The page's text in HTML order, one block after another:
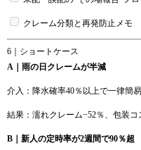
クレーム分類と再発防止メモ
6｜ショートケース
A｜雨の日クレームが半減
介入：降水確率40％以上で一律簡
結果：濡れクレーム−52％、包装コ
B｜新人の定時率が2週間で90％超